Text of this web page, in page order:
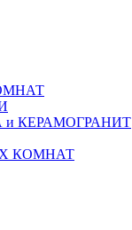
КЕРАМОГРАНИТ
КОМНАТ